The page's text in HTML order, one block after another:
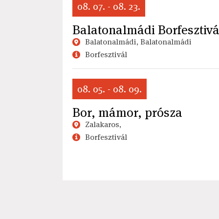
08. 07. - 08. 23.
Balatonalmádi
Balatonalmádi, Balatonalmádi
Borfesztivál
08. 05. - 08. 09.
Bor, mámor, prósza
Zalakaros,
Borfesztivál